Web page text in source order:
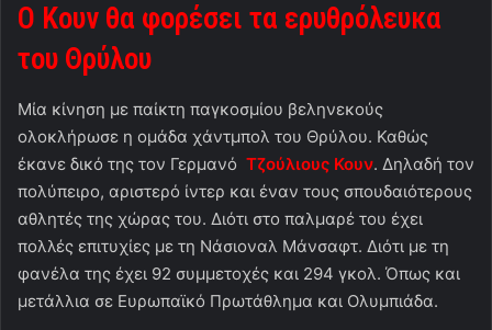
Ο Κουν θα φορέσει τα ερυθρόλευκα
του Θρύλου
Μία κίνηση με παίκτη παγκοσμίου βεληνεκούς
ολοκλήρωσε η ομάδα χάντμπολ του Θρύλου. Καθώς
έκανε δικό της τον Γερμανό Τζούλιους Κουν. Δηλαδή τον
πολύπειρο, αριστερό ίντερ και έναν τους σπουδαιότερους
αθλητές της χώρας του. Διότι στο παλμαρέ του έχει
πολλές επιτυχίες με τη Νάσιοναλ Μάνσαφτ. Διότι με τη
φανέλα της έχει 92 συμμετοχές και 294 γκολ. Όπως και
μετάλλια σε Ευρωπαϊκό Πρωτάθλημα και Ολυμπιάδα.